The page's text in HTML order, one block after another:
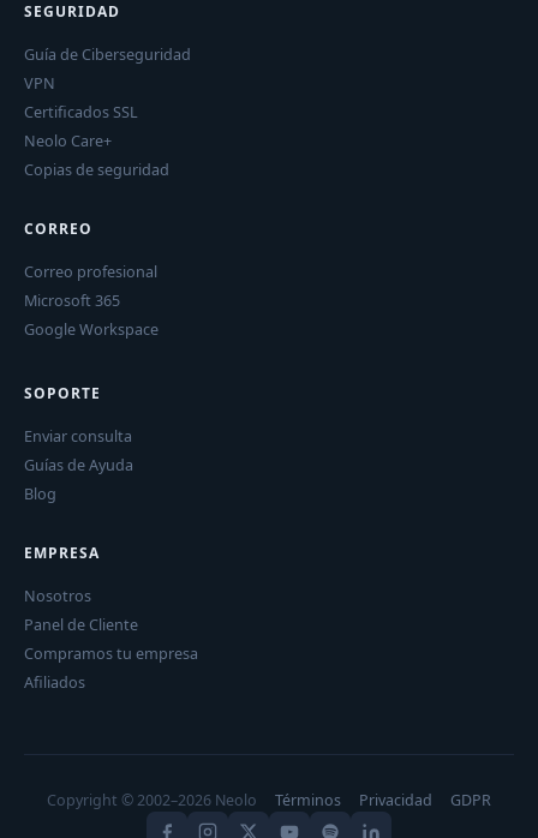
SEGURIDAD
Guía de Ciberseguridad
VPN
Certificados SSL
Neolo Care+
Copias de seguridad
CORREO
Correo profesional
Microsoft 365
Google Workspace
SOPORTE
Enviar consulta
Guías de Ayuda
Blog
EMPRESA
Nosotros
Panel de Cliente
Compramos tu empresa
Afiliados
Copyright © 2002–2026 Neolo Términos Privacidad GDPR